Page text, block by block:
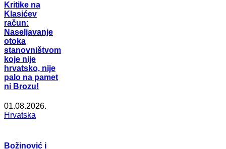
Kritike na
Klasićev
račun:
Naseljavanje
otoka
stanovništvom
koje nije
hrvatsko, nije
palo na pamet
ni Brozu!
01.08.2026.
Hrvatska
Božinović i